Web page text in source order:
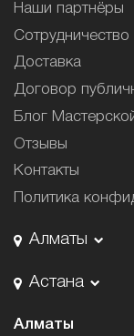
Наши партнёры
Сотрудничество
Доставка
Договор
Блог
Отзывы
Контакты
Политика
Алматы
Астана
Алматы